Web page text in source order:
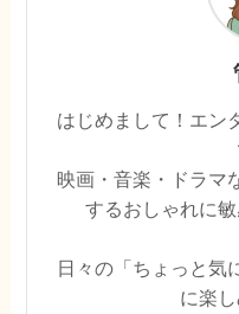
はじめまして！エン
映画・音楽・ドラマ
するおしゃれに敏
日々の「ちょっと気
に楽し